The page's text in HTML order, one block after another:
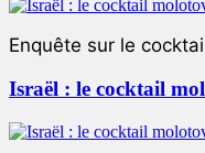
Enquête sur le
Israël : le cocktail